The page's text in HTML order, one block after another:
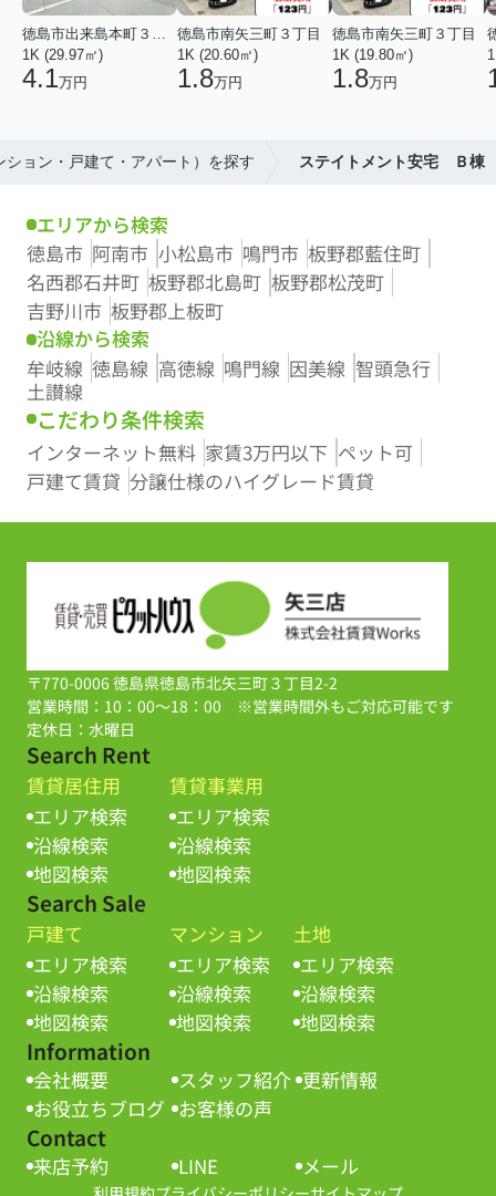
1K (29.97㎡)
4.1万円
徳島市南矢三町３丁目
1K (20.60㎡)
1.8万円
徳島市南矢三町３丁目
1K (19.80㎡)
1.8万円
ョン・戸建て・アパート）を探す ステイトメント安宅 Ｂ棟
エリアから検索
徳島市 阿南市 小松島市 鳴門市 板野郡藍住町
名西郡石井町 板野郡北島町 板野郡松茂町
吉野川市 板野郡上板町
沿線から検索
牟岐線 徳島線 高徳線 鳴門線 因美線 智頭急行
土讃線
こだわり条件検索
インターネット無料 家賃3万円以下 ペット可
戸建て賃貸 分譲仕様のハイグレード賃貸
〒770-0006 徳島県徳島市北矢三町３丁目2-2
営業時間：10：00～18：00 ※営業時間外もご対応可能です
定休日：水曜日
Search Rent
賃貸居住用
エリア検索
沿線検索
地図検索
賃貸事業用
エリア検索
沿線検索
地図検索
Search Sale
戸建て
エリア検索
沿線検索
地図検索
マンション
エリア検索
沿線検索
地図検索
土地
エリア検索
沿線検索
地図検索
Information
会社概要 スタッフ紹介 更新情報
お役立ちブログ お客様の声
Contact
来店予約 LINE メール